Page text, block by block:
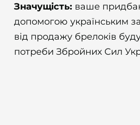
Значущість: ваше
допомогою українським
від продажу брелоків
потреби Збройних Сил